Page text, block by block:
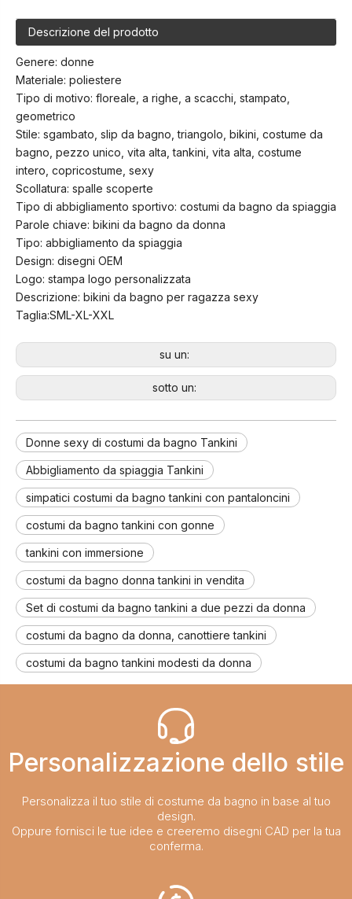
Descrizione del prodotto
Genere: donne
Materiale: poliestere
Tipo di motivo: floreale, a righe, a scacchi, stampato,
geometrico
Stile: sgambato, slip da bagno, triangolo, bikini, costume da
bagno, pezzo unico, vita alta, tankini, vita alta, costume
intero, copricostume, sexy
Scollatura: spalle scoperte
Tipo di abbigliamento sportivo: costumi da bagno da spiaggia
Parole chiave: bikini da bagno da donna
Tipo: abbigliamento da spiaggia
Design: disegni OEM
Logo: stampa logo personalizzata
Descrizione: bikini da bagno per ragazza sexy
Taglia:SML-XL-XXL
su un:
sotto un:
Donne sexy di costumi da bagno Tankini
Abbigliamento da spiaggia Tankini
simpatici costumi da bagno tankini con pantaloncini
costumi da bagno tankini con gonne
tankini con immersione
costumi da bagno donna tankini in vendita
Set di costumi da bagno tankini a due pezzi da donna
costumi da bagno da donna, canottiere tankini
costumi da bagno tankini modesti da donna
Personalizzazione dello stile​​​​​​​
Personalizza il tuo stile di costume da bagno in base al tuo
design.
Oppure fornisci le tue idee e creeremo disegni CAD per la tua
conferma.